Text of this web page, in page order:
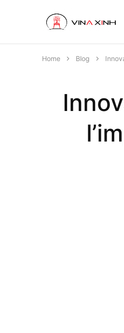
VINAXINH
Nội
Thất
Home Blog